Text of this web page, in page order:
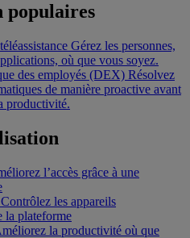
populaires
Gérez les personnes,
où que vous soyez.
des employés (DEX) Résolvez
de manière proactive avant
productivité.
l’accès grâce à une
Contrôlez les appareils
la plateforme
la productivité où que